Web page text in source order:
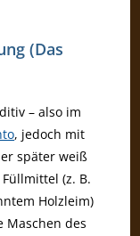
(Das
– also im
, jedoch mit
später weiß
(z. B.
Holzleim)
Maschen des